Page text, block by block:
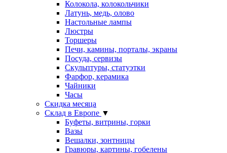
Колокола, колокольчики
Латунь, медь, олово
Настольные лампы
Люстры
Торшеры
Печи, камины, порталы, экраны
Посуда, сервизы
Скульптуры, статуэтки
Фарфор, керамика
Чайники
Часы
Скидка месяца
Склад в Европе ▼
Буфеты, витрины, горки
Вазы
Вешалки, зонтницы
Гравюры, картины, гобелены